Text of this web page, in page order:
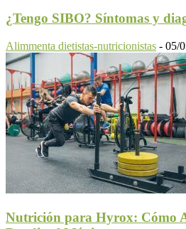
¿Tengo SIBO? Síntomas y
Alimmenta dietistas-nutricionistas - 05/
Nutrición para Hyrox: Cómo